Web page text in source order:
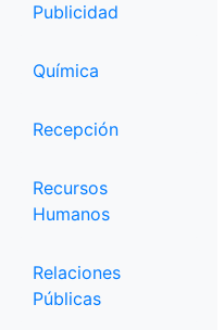
Publicidad
Química
Recepción
Recursos
Humanos
Relaciones
Públicas